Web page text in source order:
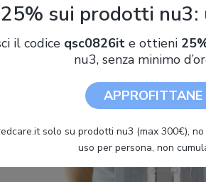
sui prodotti nu3:
il codice qsc0826ite ottieni
nu3, senza minimo
APPROFITTANE
solo su prodotti nu3 (max 300€),
uso per persona, non